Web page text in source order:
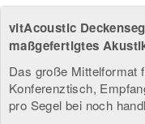
vitAcoustic
maßgefertigtes
Das große Mittelformat
Konferenztisch,
pro Segel bei noch